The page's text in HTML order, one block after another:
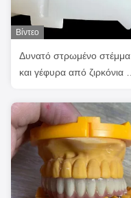
Βίντεο
Δυνατό στρωμένο στέμμα
και γέφυρα από ζιρκόνια με